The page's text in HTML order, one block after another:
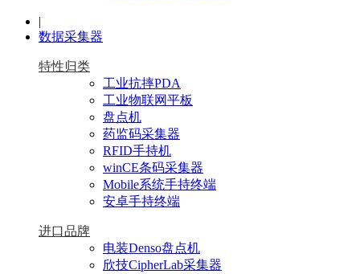
|
数据采集器
特性归类
工业抗摔PDA
工业物联网平板
盘点机
药监码采集器
RFID手持机
winCE条码采集器
Mobile系统手持终端
安卓手持终端
进口品牌
电装Denso盘点机
欣技CipherLab采集器